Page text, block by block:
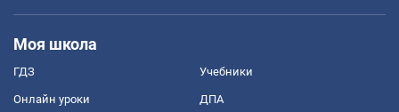
Моя школа
ГДЗ Учебники
Онлайн уроки ДПА